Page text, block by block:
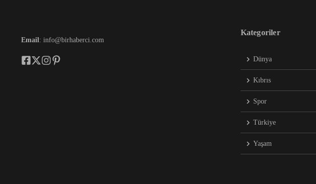
Email: info@birhaberci.com
Kategoriler
Dünya
Kıbrıs
Spor
Türkiye
Yaşam